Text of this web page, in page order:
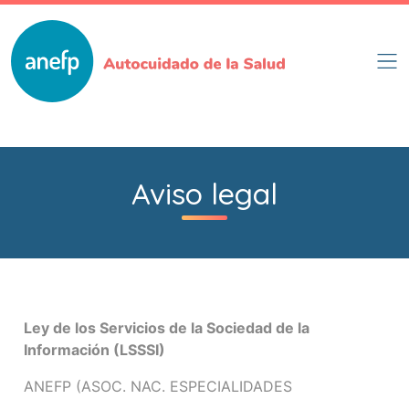
contenido
principal
Aviso legal
Ley de los Servicios de la Sociedad de la
Información (LSSSI)
ANEFP (ASOC. NAC. ESPECIALIDADES